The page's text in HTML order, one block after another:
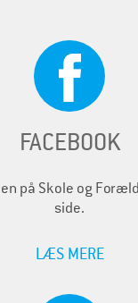
FACEBOOK
på Skole og
side.
LÆS MERE